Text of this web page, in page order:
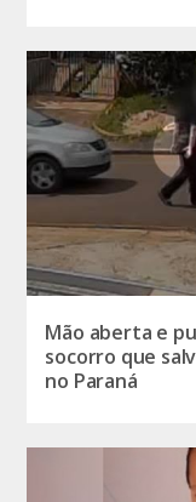
Mão aberta e
socorro que
no Paraná